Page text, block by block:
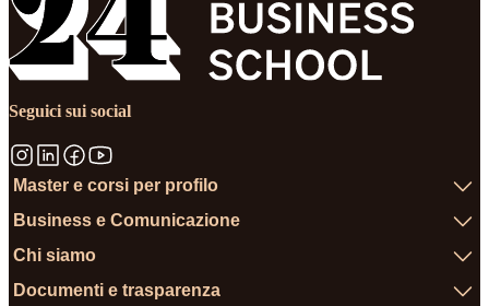
Seguici sui social
Master e corsi per profilo
Business e Comunicazione
Chi siamo
Documenti e trasparenza